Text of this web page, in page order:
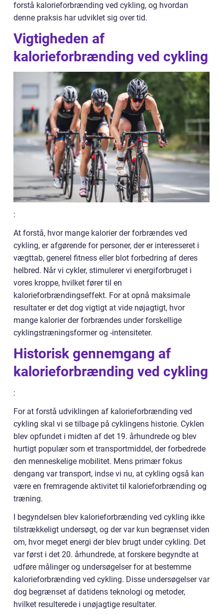
forstå kalorieforbrænding ved cykling, og hvordan
denne praksis har udviklet sig over tid.
Vigtigheden af
kalorieforbrænding ved cykling
:
At forstå, hvor mange kalorier der forbrændes ved
cykling, er afgørende for personer, der er interesseret i
vægttab, generel fitness eller blot forbedring af deres
helbred. Når vi cykler, stimulerer vi energiforbruget i
vores kroppe, hvilket fører til en
kalorieforbrændingseffekt. For at opnå maksimale
resultater er det dog vigtigt at vide nøjagtigt, hvor
mange kalorier der forbrændes under forskellige
cyklingstræningsformer og -intensiteter.
Historisk gennemgang af
kalorieforbrænding ved cykling
:
For at forstå udviklingen af kalorieforbrænding ved
cykling skal vi se tilbage på cyklingens historie. Cyklen
blev opfundet i midten af det 19. århundrede og blev
hurtigt populær som et transportmiddel, der forbedrede
den menneskelige mobilitet. Mens primær fokus
dengang var transport, indse vi nu, at cykling også kan
være en fremragende aktivitet til kalorieforbrænding og
træning.
I begyndelsen blev kalorieforbrænding ved cykling ikke
tilstrækkeligt undersøgt, og der var kun begrænset viden
om, hvor meget energi der blev brugt under cykling. Det
var først i det 20. århundrede, at forskere begyndte at
udføre målinger og undersøgelser for at bestemme
kalorieforbrænding ved cykling. Disse undersøgelser var
dog begrænset af datidens teknologi og metoder,
hvilket resulterede i unøjagtige resultater.